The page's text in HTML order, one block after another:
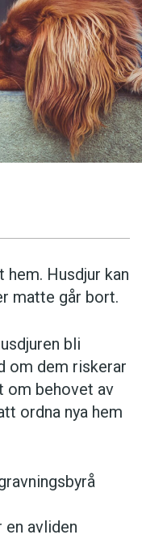
Husdjur kan
matte går bort.
bli
om dem riskerar
om behovet av
ordna nya hem
en avliden